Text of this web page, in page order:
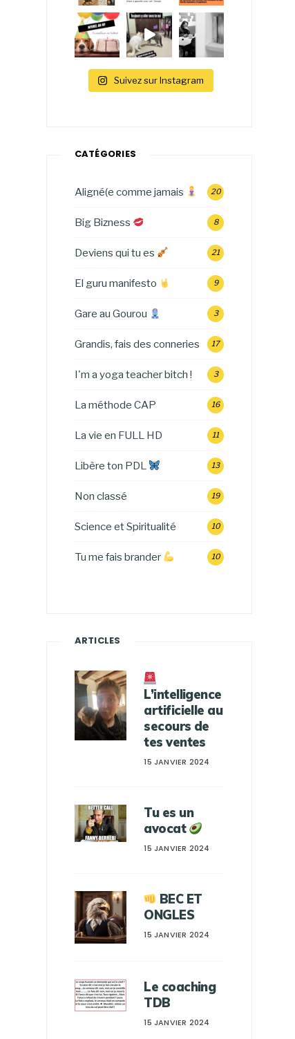
Suivez sur Instagram
CATÉGORIES
Aligné(e comme jamais 20
Big Bizness 8
Deviens qui tu es 21
El guru manifesto 9
Gare au Gourou 3
Grandis, fais des conneries 17
I'm a yoga teacher bitch ! 3
La méthode CAP 16
La vie en FULL HD 11
Libère ton PDL 13
Non classé 19
Science et Spiritualité 10
Tu me fais brander 10
ARTICLES
L’intelligence
artificielle au
secours de
tes ventes
15 JANVIER 2024
Tu es un
avocat
15 JANVIER 2024
BEC ET
ONGLES
15 JANVIER 2024
Le coaching
TDB
15 JANVIER 2024